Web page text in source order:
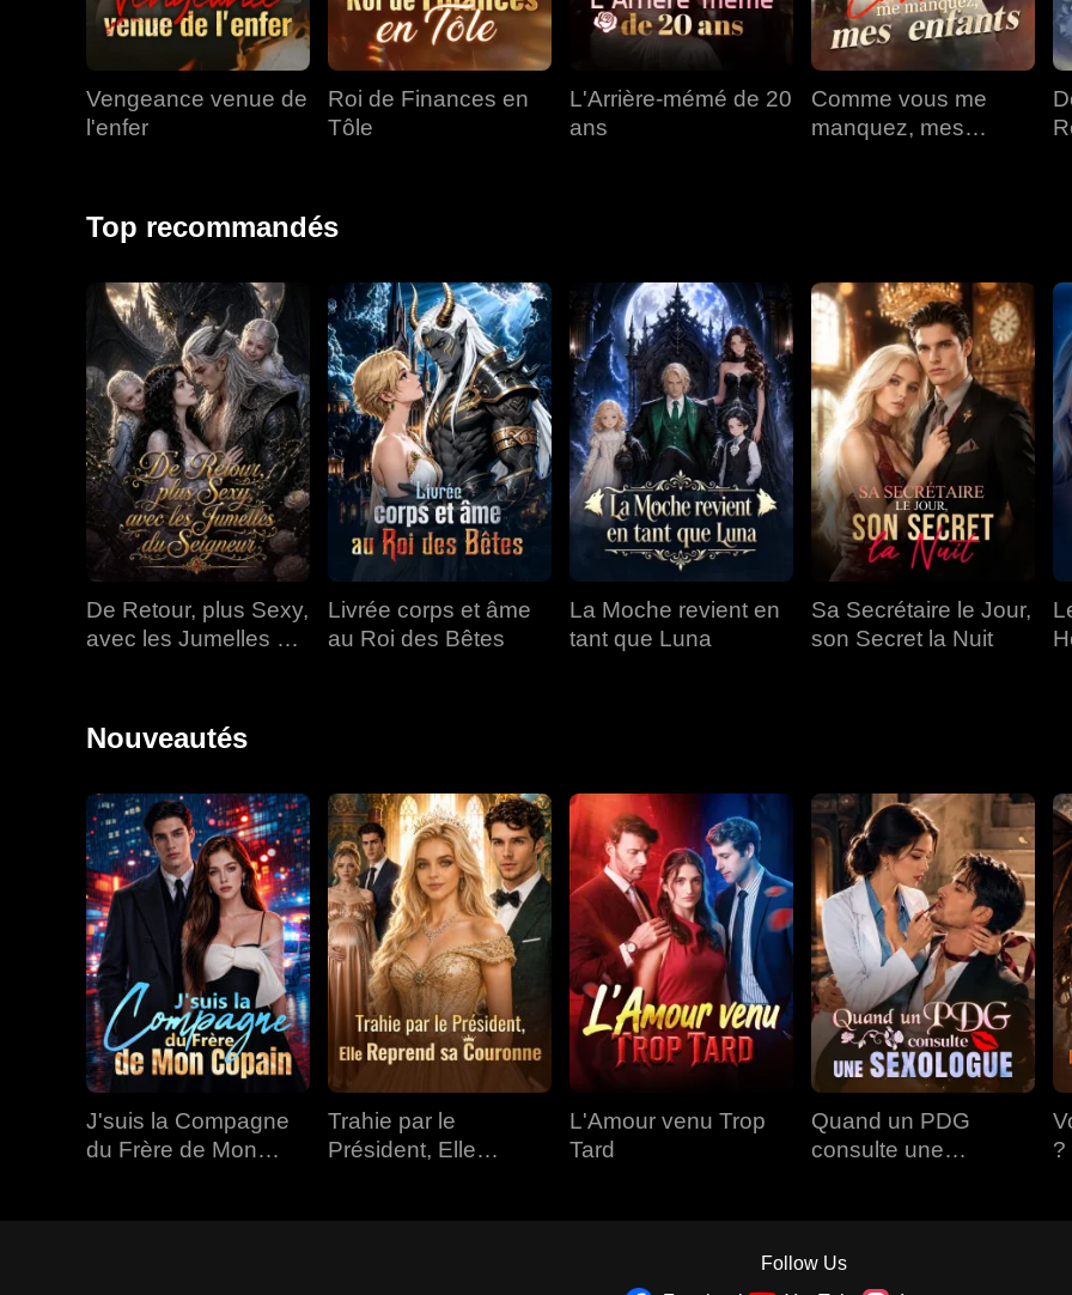
Vengeance venue de
l'enfer
Roi de Finances en
Tôle
L'Arrière-mémé de 20
ans
Comme vous me
manquez, mes
Top recommandés
De Retour, plus Sexy,
avec les Jumelles du
Livrée corps et âme
au Roi des Bêtes
La Moche revient en
tant que Luna
Sa Secrétaire le Jour,
son Secret la Nuit
Nouveautés
J'suis la Compagne
du Frère de Mon
Trahie par le
Président, Elle
L'Amour venu Trop
Tard
Quand un PDG
consulte une
?
Follow Us